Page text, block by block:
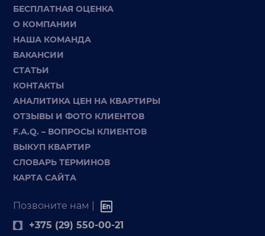
БЕСПЛАТНАЯ ОЦЕНКА
О КОМПАНИИ
НАША КОМАНДА
ВАКАНСИИ
СТАТЬИ
КОНТАКТЫ
АНАЛИТИКА ЦЕН НА КВАРТИРЫ
ОТЗЫВЫ И ФОТО КЛИЕНТОВ
F.A.Q. – ВОПРОСЫ КЛИЕНТОВ
ВЫКУП КВАРТИР
СЛОВАРЬ ТЕРМИНОВ
КАРТА САЙТА
Позвоните нам |
+375 (29) 550-00-21